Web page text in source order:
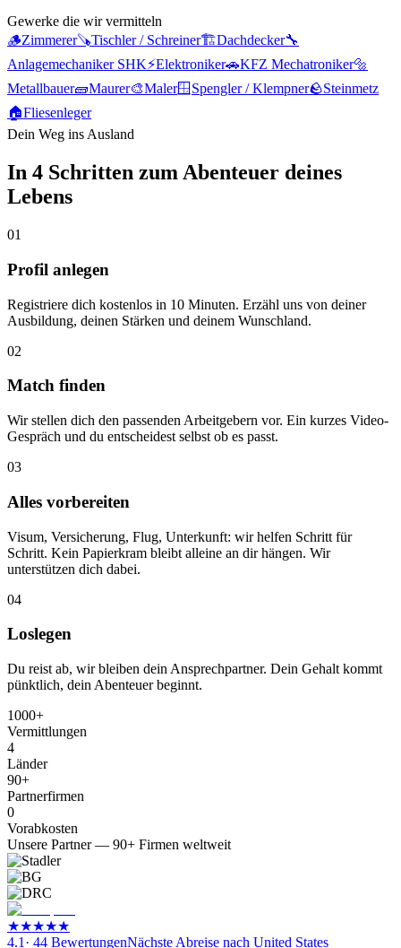
Gewerke die wir vermitteln
🪵Zimmerer🪚Tischler / Schreiner🏗️Dachdecker🔧
Anlagemechaniker SHK⚡Elektroniker🚗KFZ Mechatroniker🔩
Metallbauer🧱Maurer🎨Maler🪟 Spengler / Klempner🪨Steinmetz
🏠Fliesenleger
Dein Weg ins Ausland
In 4 Schritten zum Abenteuer deines
Lebens
01
Profil anlegen
Registriere dich kostenlos in 10 Minuten. Erzähl uns von deiner
Ausbildung, deinen Stärken und deinem Wunschland.
02
Match finden
Wir stellen dich den passenden Arbeitgebern vor. Ein kurzes Video-
Gespräch und du entscheidest selbst ob es passt.
03
Alles vorbereiten
Visum, Versicherung, Flug, Unterkunft: wir helfen Schritt für
Schritt. Kein Papierkram bleibt alleine an dir hängen. Wir
unterstützen dich dabei.
04
Loslegen
Du reist ab, wir bleiben dein Ansprechpartner. Dein Gehalt kommt
pünktlich, dein Abenteuer beginnt.
1000+
Vermittlungen
4
Länder
90+
Partnerfirmen
0
Vorabkosten
Unsere Partner — 90+ Firmen weltweit
★★★★★
4.1 · 44 BewertungenNächste Abreise nach United States